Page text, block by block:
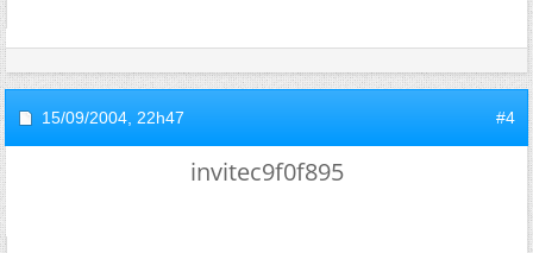
15/09/2004, 22h47 #4
invitec9f0f895